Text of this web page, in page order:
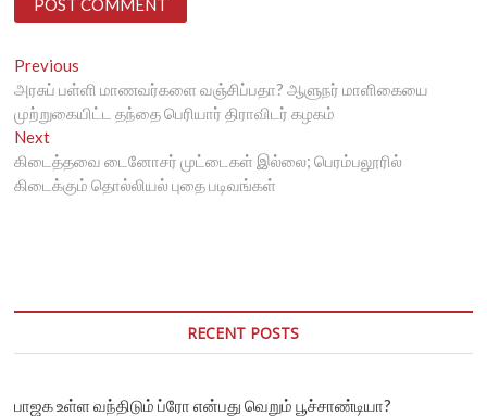
Post
navigation
Previous
post:
அரசுப் பள்ளி மாணவர்களை வஞ்சிப்பதா? ஆளுநர் மாளிகையை
முற்றுகையிட்ட தந்தை பெரியார் திராவிடர் கழகம்
NextNext
post:
கிடைத்தவை டைனோசர் முட்டைகள் இல்லை; பெரம்பலூரில்
கிடைக்கும் தொல்லியல் புதை படிவங்கள்
RECENT POSTS
பாஜக உள்ள வந்திடும் ப்ரோ என்பது வெறும் பூச்சாண்டியா?